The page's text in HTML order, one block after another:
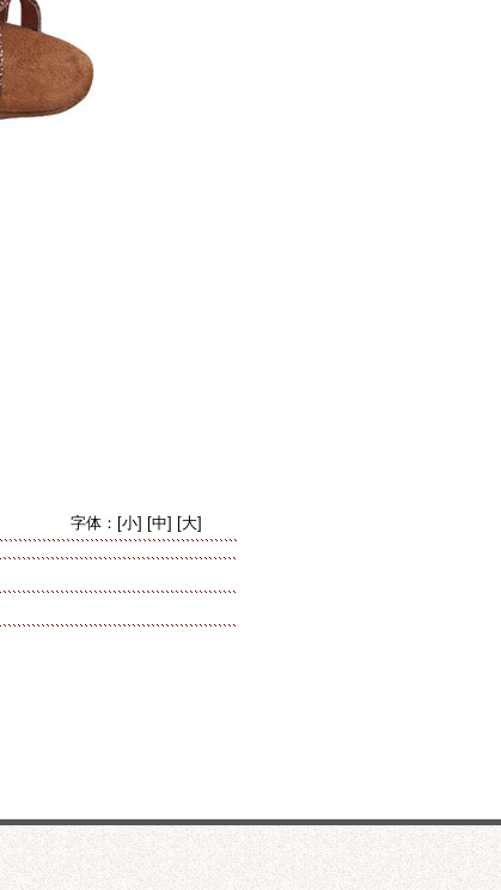
字体： [小] [中] [大]